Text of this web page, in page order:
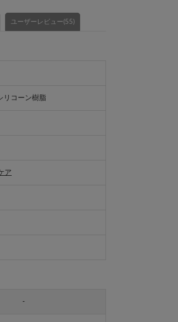
ユーザーレビュー(55)
リコーン樹脂
ア
-